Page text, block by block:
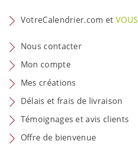
VotreCalendrier.com etVOUS
Nous contacter
Mon compte
Mes créations
Délais et frais de livraison
Témoignages et avis clients
Offre de bienvenue